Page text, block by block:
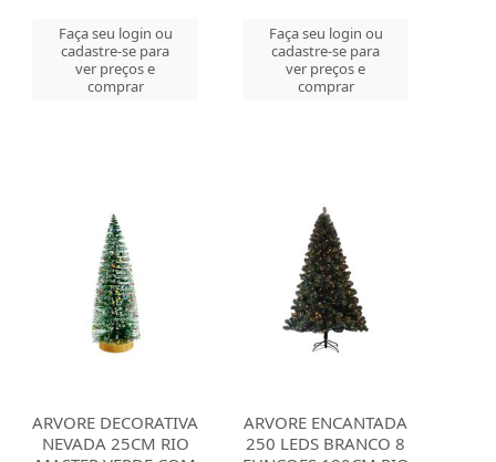
Faça seu login ou
cadastre-se para
ver preços e
comprar
Faça seu login ou
cadastre-se para
ver preços e
comprar
ARVORE DECORATIVA
NEVADA 25CM RIO
ARVORE ENCANTADA
250 LEDS BRANCO 8